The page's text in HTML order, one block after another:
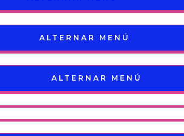
ALTERNAR MENÚ
ALTERNAR MENÚ